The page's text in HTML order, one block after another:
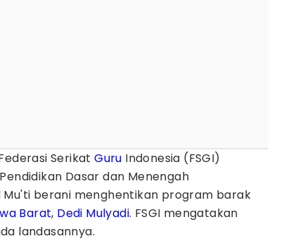
SerikatGuru Indonesia (FSGI)
Dasar dan Menengah
Mu'ti berani menghentikan program barak
Barat, Dedi Mulyadi. FSGI mengatakan
landasannya.